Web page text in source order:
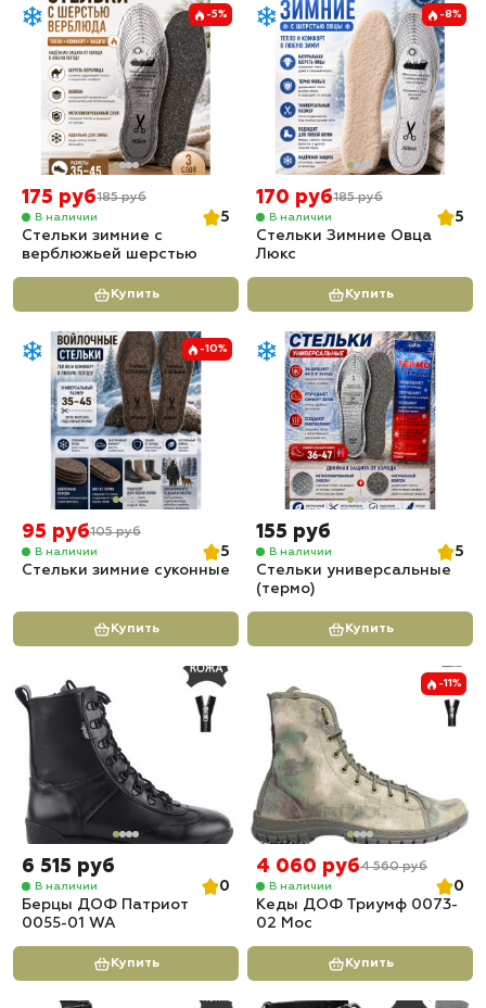
-5%
175 руб185 руб
В наличии
5
Стельки зимние с
верблюжьей шерстью
Купить
-8%
170 руб185 руб
В наличии
5
Стельки Зимние Овца
Люкс
Купить
-10%
95 руб105 руб
В наличии
5
Стельки зимние суконные
Купить
155 руб
В наличии
5
Стельки универсальные
(термо)
Купить
6 515 руб
В наличии
0
Берцы ДОФ Патриот
0055-01 WA
Купить
-11%
4 060 руб4 560 руб
В наличии
0
Кеды ДОФ Триумф 0073-
02 Мос
Купить